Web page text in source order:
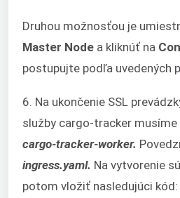
Druhou možnosťou je
Master Node a kliknúť na
postupujte podľa uvedených
6. Na ukončenie SSL
služby cargo-tracker
cargo-tracker-worker.
ingress.yaml. Na vytvorenie
potom vložiť nasledujúci kód: